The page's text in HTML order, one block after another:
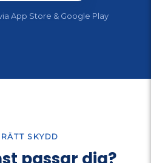
App Store & Google Play
SKYDD